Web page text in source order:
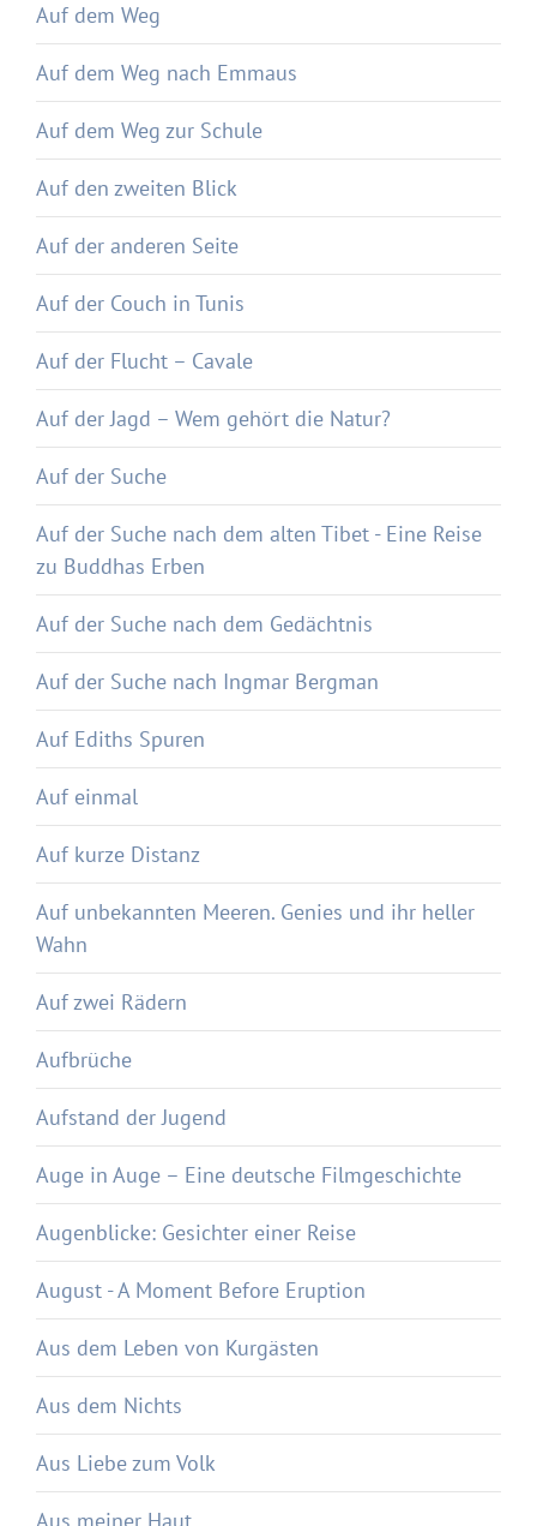
Auf dem Weg
Auf dem Weg nach Emmaus
Auf dem Weg zur Schule
Auf den zweiten Blick
Auf der anderen Seite
Auf der Couch in Tunis
Auf der Flucht – Cavale
Auf der Jagd – Wem gehört die Natur?
Auf der Suche
Auf der Suche nach dem alten Tibet - Eine Reise
zu Buddhas Erben
Auf der Suche nach dem Gedächtnis
Auf der Suche nach Ingmar Bergman
Auf Ediths Spuren
Auf einmal
Auf kurze Distanz
Auf unbekannten Meeren. Genies und ihr heller
Wahn
Auf zwei Rädern
Aufbrüche
Aufstand der Jugend
Auge in Auge – Eine deutsche Filmgeschichte
Augenblicke: Gesichter einer Reise
August - A Moment Before Eruption
Aus dem Leben von Kurgästen
Aus dem Nichts
Aus Liebe zum Volk